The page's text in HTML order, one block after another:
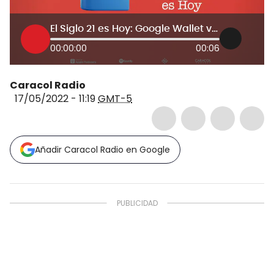
El Siglo 21 es Hoy: Google Wallet versus Apple Wallet
00:00:00 00:06
Caracol Radio
17/05/2022 - 11:19GMT-5
Añadir Caracol Radio en Google